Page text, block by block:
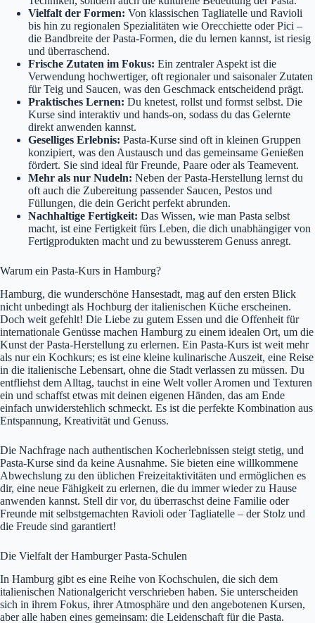
Vielfalt der Formen: Von klassischen Tagliatelle und Ravioli
bis hin zu regionalen Spezialitäten wie Orecchiette oder Pici –
die Bandbreite der Pasta-Formen, die du lernen kannst, ist riesig
und überraschend.
Frische Zutaten im Fokus: Ein zentraler Aspekt ist die
Verwendung hochwertiger, oft regionaler und saisonaler Zutaten
für Teig und Saucen, was den Geschmack entscheidend prägt.
Praktisches Lernen: Du knetest, rollst und formst selbst. Die
Kurse sind interaktiv und hands-on, sodass du das Gelernte
direkt anwenden kannst.
Geselliges Erlebnis: Pasta-Kurse sind oft in kleinen Gruppen
konzipiert, was den Austausch und das gemeinsame Genießen
fördert. Sie sind ideal für Freunde, Paare oder als Teamevent.
Mehr als nur Nudeln: Neben der Pasta-Herstellung lernst du
oft auch die Zubereitung passender Saucen, Pestos und
Füllungen, die dein Gericht perfekt abrunden.
Nachhaltige Fertigkeit: Das Wissen, wie man Pasta selbst
macht, ist eine Fertigkeit fürs Leben, die dich unabhängiger von
Fertigprodukten macht und zu bewussterem Genuss anregt.
Warum ein Pasta-Kurs in Hamburg?
Hamburg, die wunderschöne Hansestadt, mag auf den ersten Blick
nicht unbedingt als Hochburg der italienischen Küche erscheinen.
Doch weit gefehlt! Die Liebe zu gutem Essen und die Offenheit für
internationale Genüsse machen Hamburg zu einem idealen Ort, um die
Kunst der Pasta-Herstellung zu erlernen. Ein Pasta-Kurs ist weit mehr
als nur ein Kochkurs; es ist eine kleine kulinarische Auszeit, eine Reise
in die italienische Lebensart, ohne die Stadt verlassen zu müssen. Du
entfliehst dem Alltag, tauchst in eine Welt voller Aromen und Texturen
ein und schaffst etwas mit deinen eigenen Händen, das am Ende
einfach unwiderstehlich schmeckt. Es ist die perfekte Kombination aus
Entspannung, Kreativität und Genuss.
Die Nachfrage nach authentischen Kocherlebnissen steigt stetig, und
Pasta-Kurse sind da keine Ausnahme. Sie bieten eine willkommene
Abwechslung zu den üblichen Freizeitaktivitäten und ermöglichen es
dir, eine neue Fähigkeit zu erlernen, die du immer wieder zu Hause
anwenden kannst. Stell dir vor, du überraschst deine Familie oder
Freunde mit selbstgemachten Ravioli oder Tagliatelle – der Stolz und
die Freude sind garantiert!
Die Vielfalt der Hamburger Pasta-Schulen
In Hamburg gibt es eine Reihe von Kochschulen, die sich dem
italienischen Nationalgericht verschrieben haben. Sie unterscheiden
sich in ihrem Fokus, ihrer Atmosphäre und den angebotenen Kursen,
aber alle haben eines gemeinsam: die Leidenschaft für die Pasta.